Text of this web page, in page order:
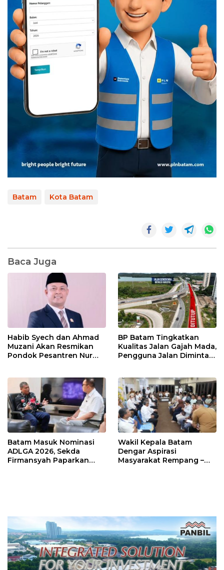
Batam Kota Batam
Baca Juga
Habib Syech dan Ahmad
Muzani Akan Resmikan
Pondok Pesantren Nur
BP Batam Tingkatkan
Kualitas Jalan Gajah Mada,
Pengguna Jalan Diminta
Batam Masuk Nominasi
ADLGA 2026, Sekda
Firmansyah Paparkan
Wakil Kepala Batam
Dengar Aspirasi
Masyarakat Rempang –